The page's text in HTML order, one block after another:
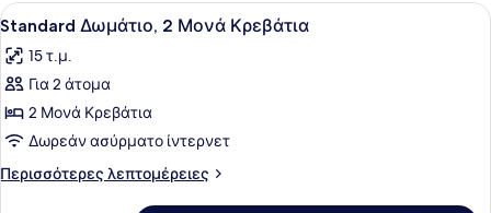
Μονό
Προβολή
όλων
των
φωτογραφιών
για
Standard
Δωμάτιο,
2
Ένα διπλό κρεβάτι με λευκά
6
Standard Δωμάτιο, 2 Μονά Κρεβάτια
15 τ.μ.
Για 2 άτομα
2 Μονά Κρεβάτια
Δωρεάν ασύρματο ίντερνετ
Περισσότερες λεπτομέρειες
Περισσότερες